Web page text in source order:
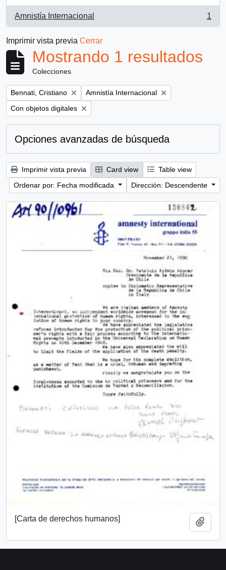
Amnistía Internacional
, 1 resultados
1
Imprimir vista previa Cerrar
Mostrando 1 resultados
Colecciones
Remove filter:
Bennati, Cristiano Remove filter:
Amnistía Internacional
Remove filter:
Con objetos digitales
Opciones avanzadas de búsqueda
Imprimir vista previa Card view
Table view
Ordenar por: Fecha modificada
Dirección: Descendente
[Carta de derechos humanos]